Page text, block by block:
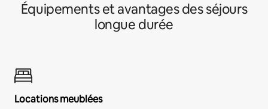
Équipements et avantages des séjours
longue durée
Locations meublées